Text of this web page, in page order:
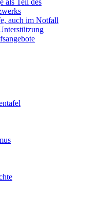
als Teil des
auch im Notfall